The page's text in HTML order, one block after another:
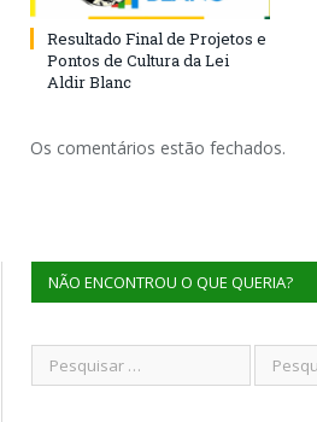
Resultado Final de Projetos e
Pontos de Cultura da Lei
Aldir Blanc
Os comentários estão fechados.
NÃO ENCONTROU O QUE QUERIA?